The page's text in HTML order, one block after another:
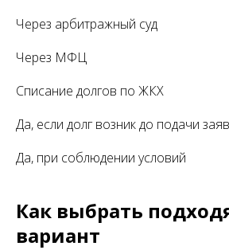
Через арбитражный суд
Через МФЦ
Списание долгов по ЖКХ
Да, если долг возник до подачи
Да, при соблюдении условий
Как выбрать
вариант